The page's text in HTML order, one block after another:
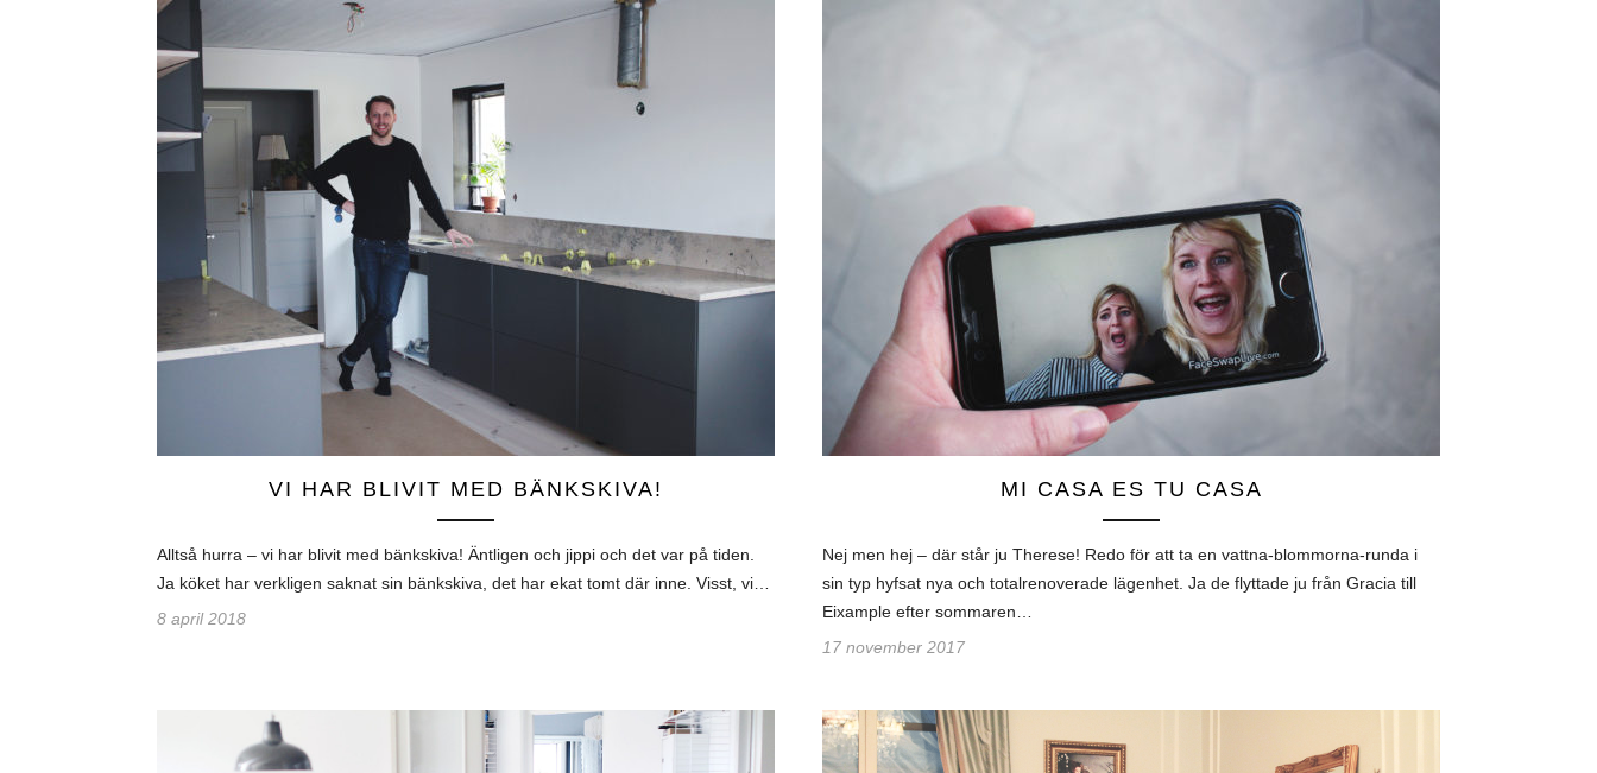
VI HAR BLIVIT MED BÄNKSKIVA!
Alltså hurra – vi har blivit med bänkskiva! Äntligen och jippi och det var på tiden.
Ja köket har verkligen saknat sin bänkskiva, det har ekat tomt där inne. Visst, vi…
8 april 2018
MI CASA ES TU CASA
Nej men hej – där står ju Therese! Redo för att ta en vattna-blommorna-runda i
sin typ hyfsat nya och totalrenoverade lägenhet. Ja de flyttade ju från Gracia till
Eixample efter sommaren…
17 november 2017